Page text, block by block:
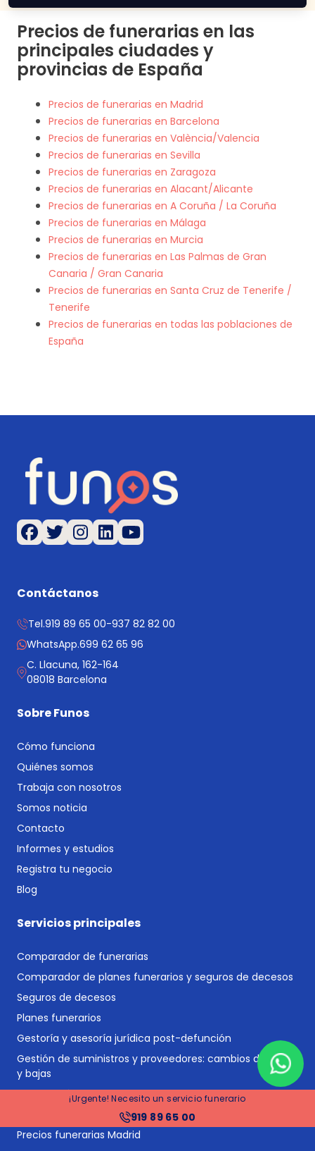
¡Urgente! Necesito un servicio funerario
919 89 65 00
Precios de funerarias en las
principales ciudades y
provincias de España
Precios de funerarias en Madrid
Precios de funerarias en Barcelona
Precios de funerarias en València/Valencia
Precios de funerarias en Sevilla
Precios de funerarias en Zaragoza
Precios de funerarias en Alacant/Alicante
Precios de funerarias en A Coruña / La Coruña
Precios de funerarias en Málaga
Precios de funerarias en Murcia
Precios de funerarias en Las Palmas de Gran
Canaria / Gran Canaria
Precios de funerarias en Santa Cruz de Tenerife /
Tenerife
Precios de funerarias en todas las poblaciones de
España
Contáctanos
Tel.919 89 65 00-937 82 82 00
WhatsApp.699 62 65 96
C. Llacuna, 162-164
08018 Barcelona
Sobre Funos
Cómo funciona
Quiénes somos
Trabaja con nosotros
Somos noticia
Contacto
Informes y estudios
Registra tu negocio
Blog
Servicios principales
Comparador de funerarias
Comparador de planes funerarios y seguros de decesos
Seguros de decesos
Planes funerarios
Gestoría y asesoría jurídica post-defunción
Gestión de suministros y proveedores: cambios de titular
y bajas
Tramitación de herencias
Precios funerarias Madrid